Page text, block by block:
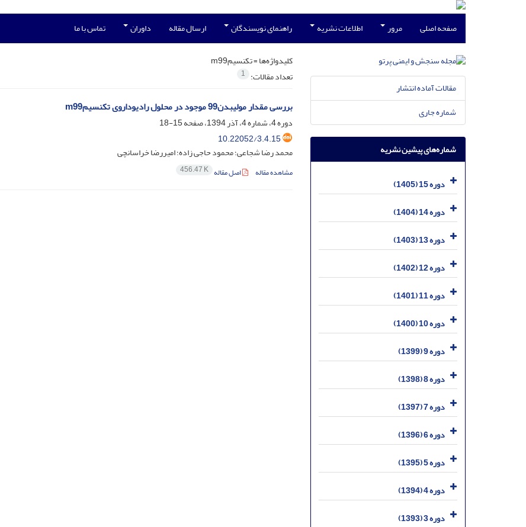
صفحه اصلی مرور اطلاعات نشریه راهنمای نویسندگان ارسال مقاله داوران تماس با ما
کلیدواژه‌ها =تکنسیمm99
تعداد مقالات: 1
بررسی مقدار مولیبدن99 موجود در محلول رادیوداروی تکنسیمm99
دوره 4، شماره 4، آذر 1394، صفحه
15-18
10.22052/3.4.15
محمد رضا شجاعی؛ محمود حاجی زاده؛ امیررضا خراسانچی
مشاهده مقاله اصل مقاله 456.47 K
مقالات آماده انتشار
شماره جاری
شماره‌های پیشین نشریه
دوره 15 (1405)
دوره 14 (1404)
دوره 13 (1403)
دوره 12 (1402)
دوره 11 (1401)
دوره 10 (1400)
دوره 9 (1399)
دوره 8 (1398)
دوره 7 (1397)
دوره 6 (1396)
دوره 5 (1395)
دوره 4 (1394)
دوره 3 (1393)